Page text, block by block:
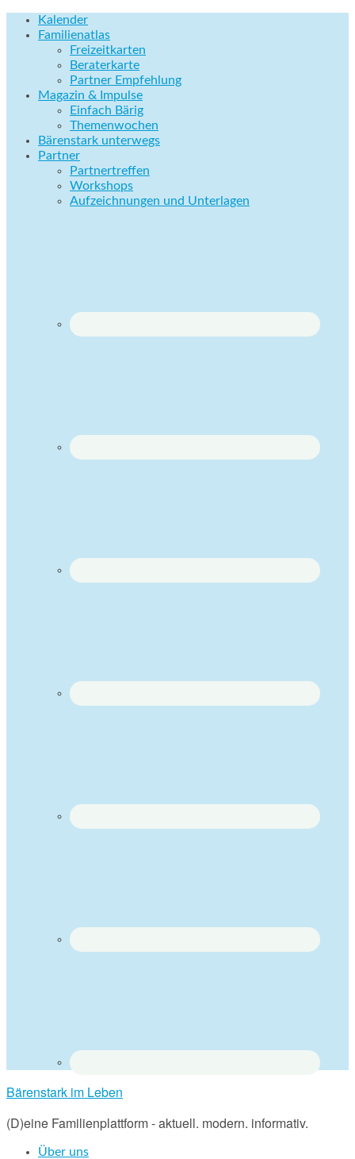
Kalender
Familienatlas
Freizeitkarten
Beraterkarte
Partner Empfehlung
Magazin & Impulse
Einfach Bärig
Themenwochen
Bärenstark unterwegs
Partner
Partnertreffen
Workshops
Aufzeichnungen und Unterlagen
Bärenstark im Leben
(D)eine Familienplattform - aktuell. modern. informativ.
Über uns